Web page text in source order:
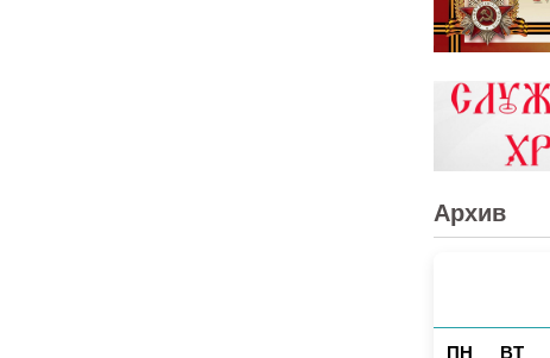
Архив
ПН ВТ